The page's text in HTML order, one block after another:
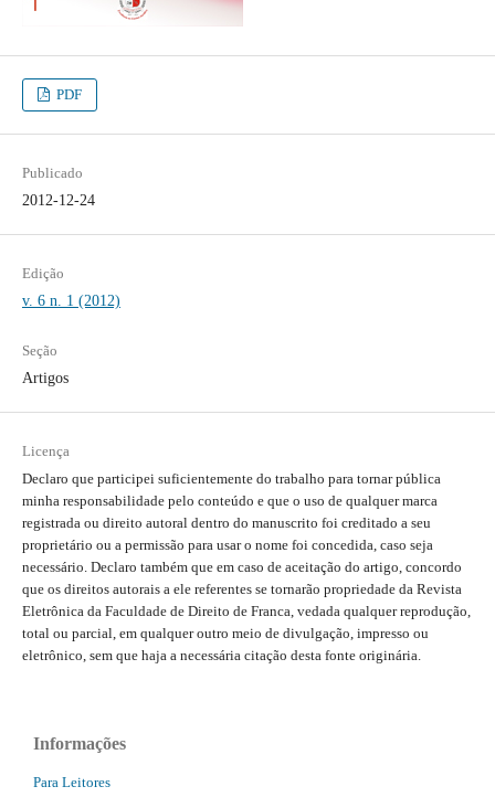
PDF
Publicado
2012-12-24
Edição
v. 6 n. 1 (2012)
Seção
Artigos
Licença
Declaro que participei suficientemente do trabalho para tornar pública
minha responsabilidade pelo conteúdo e que o uso de qualquer marca
registrada ou direito autoral dentro do manuscrito foi creditado a seu
proprietário ou a permissão para usar o nome foi concedida, caso seja
necessário. Declaro também que em caso de aceitação do artigo, concordo
que os direitos autorais a ele referentes se tornarão propriedade da Revista
Eletrônica da Faculdade de Direito de Franca, vedada qualquer reprodução,
total ou parcial, em qualquer outro meio de divulgação, impresso ou
eletrônico, sem que haja a necessária citação desta fonte originária.
Informações
Para Leitores